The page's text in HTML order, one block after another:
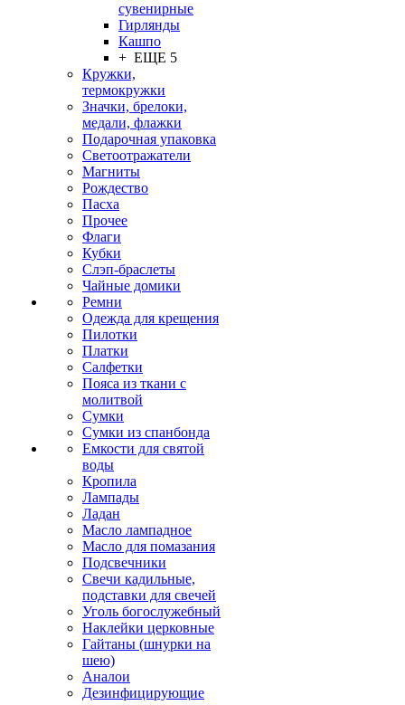
сувенирные
Гирлянды
Кашпо
+ ЕЩЕ 5
Кружки,
термокружки
Значки, брелоки,
медали, флажки
Подарочная упаковка
Светоотражатели
Магниты
Рождество
Пасха
Прочее
Флаги
Кубки
Слэп-браслеты
Чайные домики
Ремни
Одежда для крещения
Пилотки
Платки
Салфетки
Пояса из ткани с
молитвой
Сумки
Сумки из спанбонда
Емкости для святой
воды
Кропила
Лампады
Ладан
Масло лампадное
Масло для помазания
Подсвечники
Свечи кадильные,
подставки для свечей
Уголь богослужебный
Наклейки церковные
Гайтаны (шнурки на
шею)
Аналои
Дезинфицирующие